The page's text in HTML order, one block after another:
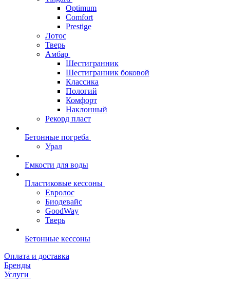
Optimum
Comfort
Prestige
Лотос
Тверь
Амбар
Шестигранник
Шестигранник боковой
Классика
Пологий
Комфорт
Наклонный
Рекорд пласт
Бетонные погреба
Урал
Емкости для воды
Пластиковые кессоны
Евролос
Биодевайс
GoodWay
Тверь
Бетонные кессоны
Оплата и доставка
Бренды
Услуги